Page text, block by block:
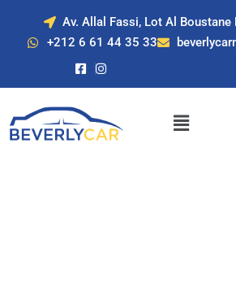
Av. Allal Fassi, Lot Al Boustane
+212 6 61 44 35 33